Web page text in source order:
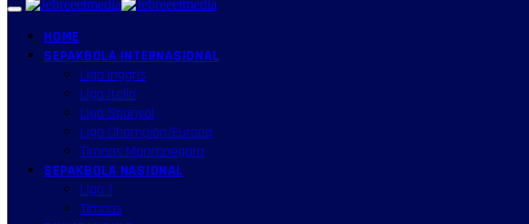
HOME
SEPAKBOLA INTERNASIONAL
Liga Inggris
Liga Italia
Liga Spanyol
Liga Champion/Europa
Timnas Mancanegara
SEPAKBOLA NASIONAL
Liga 1
Timnas